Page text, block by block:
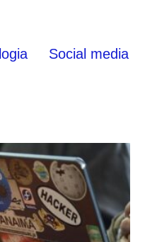
Social media